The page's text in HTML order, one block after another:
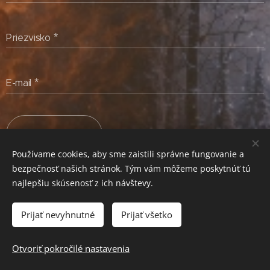
Priezvisko
E-mail
02.03.2026
Používame cookies, aby sme zaistili správne fungovanie a
bezpečnosť našich stránok. Tým vám môžeme poskytnúť tú
najlepšiu skúsenosť z ich návštevy.
Prijať nevyhnutné Prijať všetko
Otvoriť pokročilé nastavenia